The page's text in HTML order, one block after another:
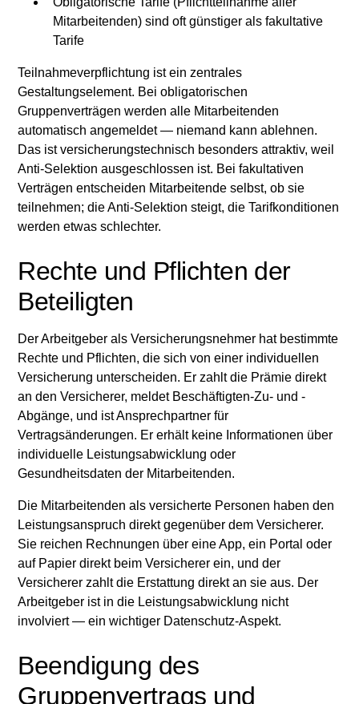
Mitarbeitenden) sind oft günstiger als fakultative
Tarife
Teilnahmeverpflichtung ist ein zentrales
Gestaltungselement. Bei obligatorischen
Gruppenverträgen werden alle Mitarbeitenden
automatisch angemeldet — niemand kann ablehnen.
Das ist versicherungstechnisch besonders attraktiv, weil
Anti-Selektion ausgeschlossen ist. Bei fakultativen
Verträgen entscheiden Mitarbeitende selbst, ob sie
teilnehmen; die Anti-Selektion steigt, die Tarifkonditionen
werden etwas schlechter.
Rechte und Pflichten der
Beteiligten
Der Arbeitgeber als Versicherungsnehmer hat bestimmte
Rechte und Pflichten, die sich von einer individuellen
Versicherung unterscheiden. Er zahlt die Prämie direkt
an den Versicherer, meldet Beschäftigten-Zu- und -
Abgänge, und ist Ansprechpartner für
Vertragsänderungen. Er erhält keine Informationen über
individuelle Leistungsabwicklung oder
Gesundheitsdaten der Mitarbeitenden.
Die Mitarbeitenden als versicherte Personen haben den
Leistungsanspruch direkt gegenüber dem Versicherer.
Sie reichen Rechnungen über eine App, ein Portal oder
auf Papier direkt beim Versicherer ein, und der
Versicherer zahlt die Erstattung direkt an sie aus. Der
Arbeitgeber ist in die Leistungsabwicklung nicht
involviert — ein wichtiger Datenschutz-Aspekt.
Beendigung des
Gruppenvertrags und